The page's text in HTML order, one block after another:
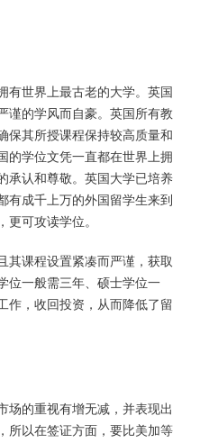
有世界上最古老的大学。英国
谨的学风而自豪。英国所有教
保其所授课程保持较高质量和
的学位文凭一直都在世界上拥
承认和尊敬。英国大学已培养
有成千上万的外国留学生来到
更可攻读学位。
其课程设置紧凑而严谨，获取
位一般需三年、硕士学位一
作，收回投资，从而降低了留
场的重视有增无减，并表现出
所以在签证方面，要比美加等